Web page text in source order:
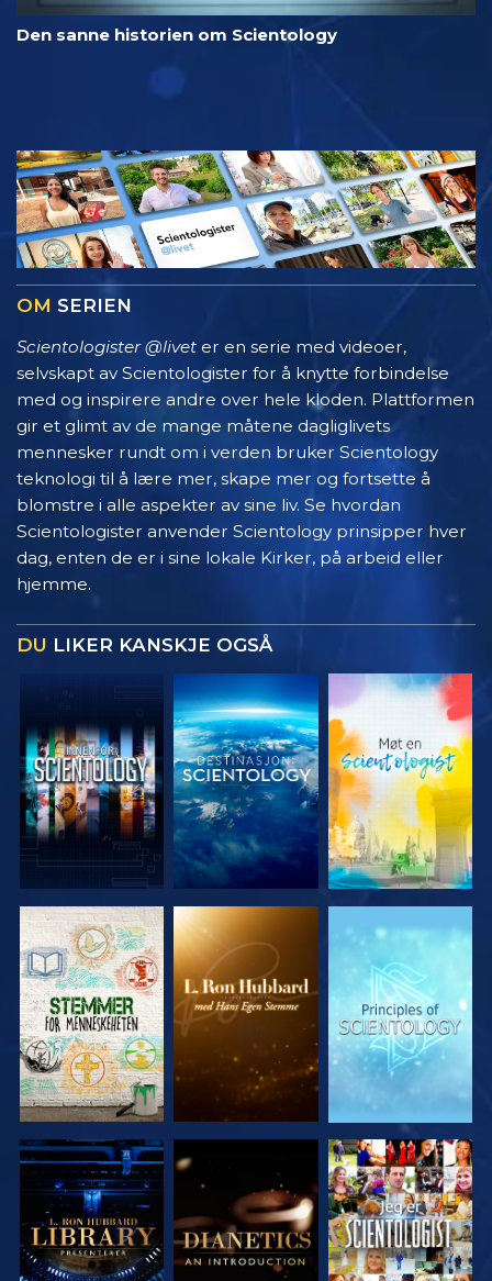
Den sanne historien om Scientology
OM SERIEN
Scientologister @livet er en serie med videoer,
selvskapt av Scientologister for å knytte forbindelse
med og inspirere andre over hele kloden. Plattformen
gir et glimt av de mange måtene dagliglivets
mennesker rundt om i verden bruker Scientology
teknologi til å lære mer, skape mer og fortsette å
blomstre i alle aspekter av sine liv. Se hvordan
Scientologister anvender Scientology prinsipper hver
dag, enten de er i sine lokale Kirker, på arbeid eller
hjemme.
DU LIKER KANSKJE OGSÅ
UTFORSK
SERIEN
UTFORSK
SERIEN
UTFORSK
SERIEN
UTFORSK
SERIEN
UTFORSK
SERIEN
SE